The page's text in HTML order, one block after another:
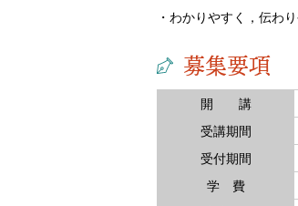
・わかりやすく，伝わ
募集要項
開 講
受講期間
受付期間
学 費